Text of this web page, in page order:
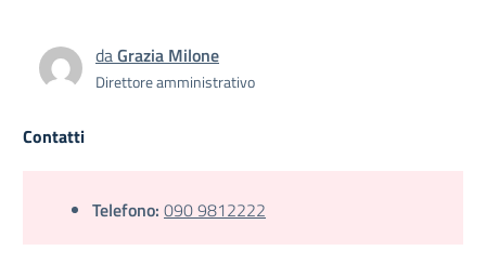
daGrazia Milone
Direttore amministrativo
Contatti
Telefono: 090 9812222